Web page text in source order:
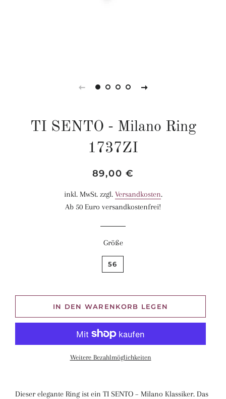
TI SENTO - Milano Ring
1737ZI
Normaler
Sonderpreis
89,00 €
inkl. MwSt. zzgl. Versandkosten.
Ab 50 Euro versandkostenfrei!
Größe
56
IN DEN WARENKORB LEGEN
Weitere Bezahlmöglichkeiten
Dieser elegante Ring ist ein TI SENTO – Milano Klassiker. Das